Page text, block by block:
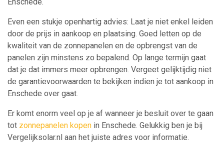
Enschede.
Even een stukje openhartig advies: Laat je niet enkel leiden
door de prijs in aankoop en plaatsing. Goed letten op de
kwaliteit van de zonnepanelen en de opbrengst van de
panelen zijn minstens zo bepalend. Op lange termijn gaat
dat je dat immers meer opbrengen. Vergeet gelijktijdig niet
de garantievoorwaarden te bekijken indien je tot aankoop in
Enschede over gaat.
Er komt enorm veel op je af wanneer je besluit over te gaan
tot zonnepanelen kopen in Enschede. Gelukkig ben je bij
Vergelijksolar.nl aan het juiste adres voor informatie.